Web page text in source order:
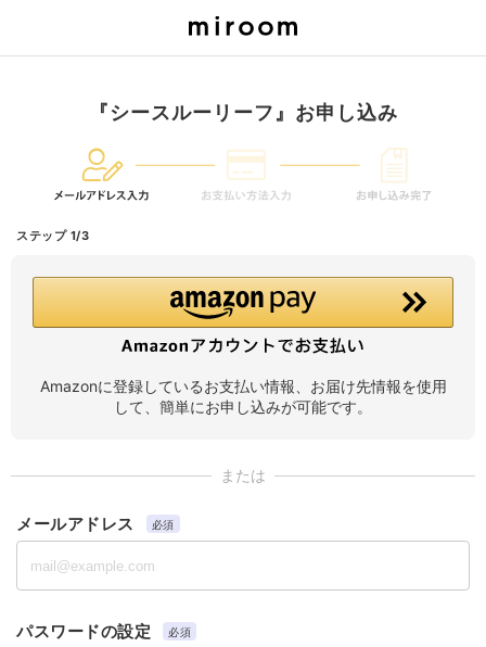
『シースルーリーフ』お申し込み
ステップ 1/3
Amazonに登録しているお支払い情報、お届け先情報を使用
して、簡単にお申し込みが可能です。
または
メールアドレス 必須
パスワードの設定 必須